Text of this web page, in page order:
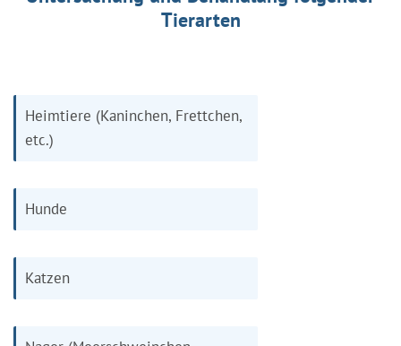
Tierarten
Heimtiere (Kaninchen, Frettchen,
etc.)
Hunde
Katzen